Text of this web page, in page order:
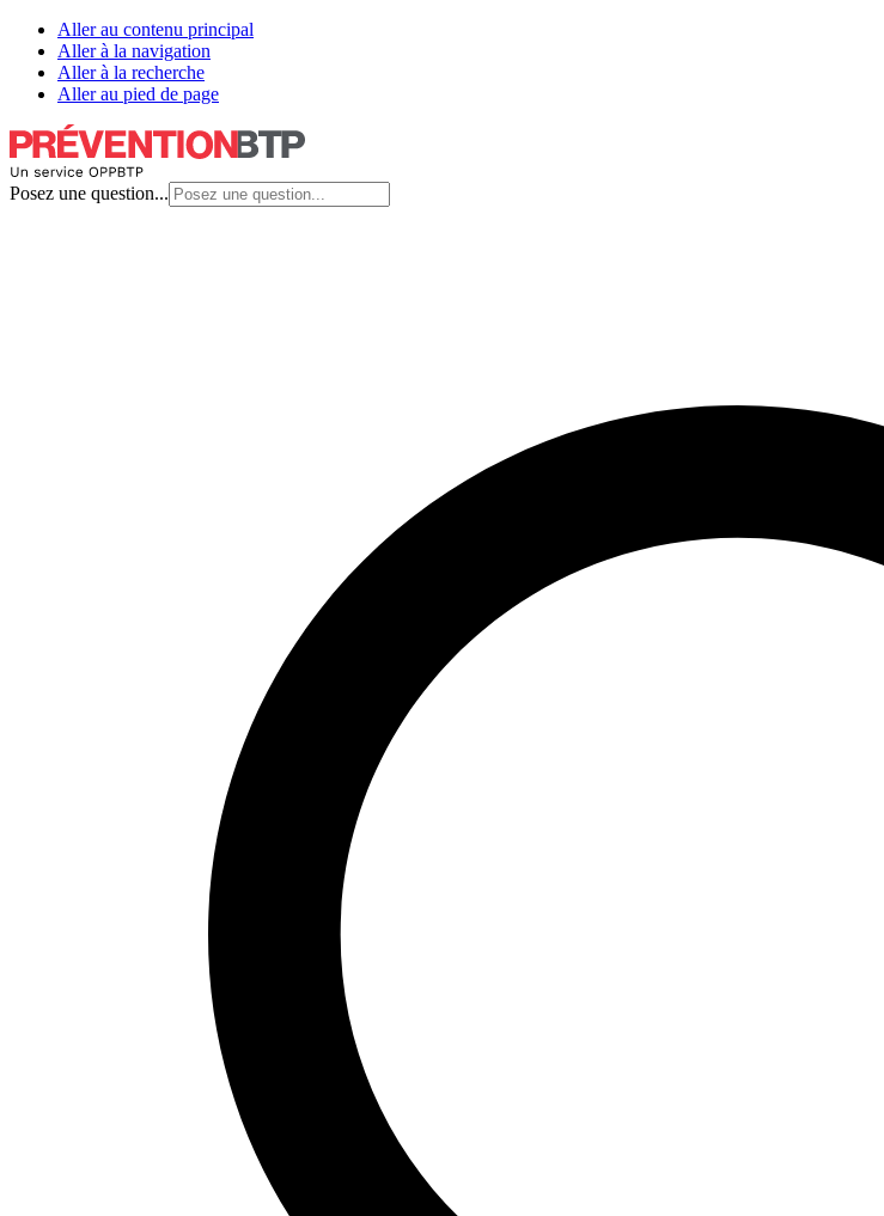
Aller au contenu principal
Aller à la navigation
Aller à la recherche
Aller au pied de page
Posez une question...